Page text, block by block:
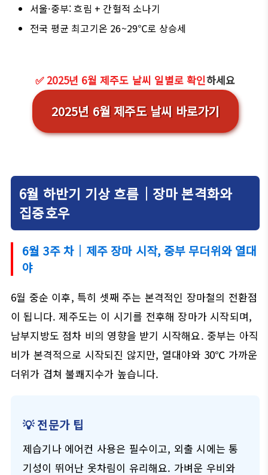
서울·중부: 흐림 + 간헐적 소나기
전국 평균 최고기온 26~29℃로 상승세
✅ 2025년 6월 제주도 날씨 일별로 확인하세요
2025년 6월 제주도 날씨 바로가기
6월 하반기 기상 흐름｜장마 본격화와
집중호우
6월 3주 차｜제주 장마 시작, 중부 무더위와 열대
야
6월 중순 이후, 특히 셋째 주는 본격적인 장마철의 전환점
이 됩니다. 제주도는 이 시기를 전후해 장마가 시작되며,
남부지방도 점차 비의 영향을 받기 시작해요. 중부는 아직
비가 본격적으로 시작되진 않지만, 열대야와 30℃ 가까운
더위가 겹쳐 불쾌지수가 높습니다.
💡 전문가 팁
제습기나 에어컨 사용은 필수이고, 외출 시에는 통
기성이 뛰어난 옷차림이 유리해요. 가벼운 우비와